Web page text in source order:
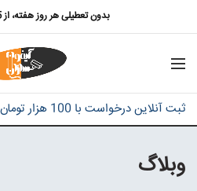
بدون تعطیلی هر روز هفته، از 8.5 صبح تا 9 شب
ثبت آنلاین درخواست با 100 هزار تومان تخفیف
وبلاگ